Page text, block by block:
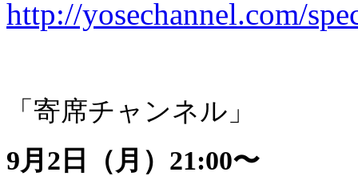
http://yosechannel.com/
「寄席チャンネル」
9月2日（月）21:00〜